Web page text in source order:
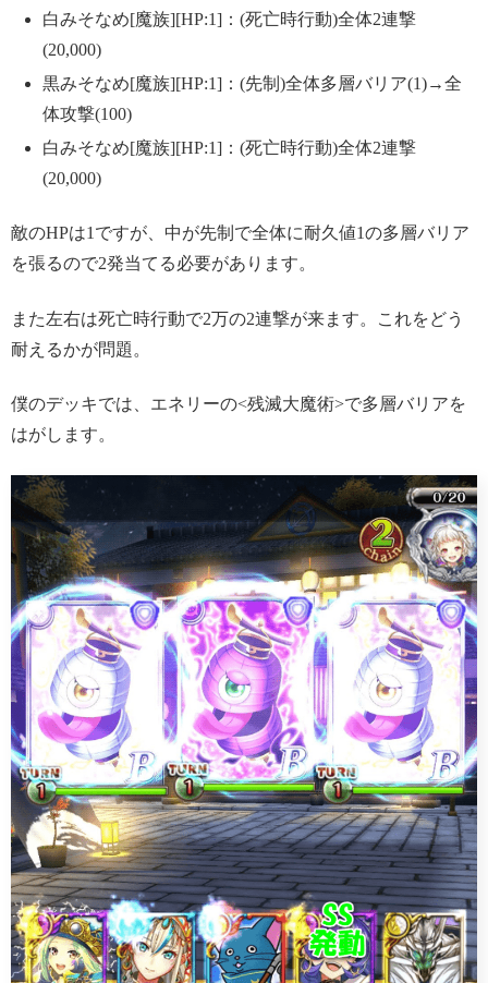
白みそなめ[魔族][HP:1]：(死亡時行動)全体2連撃
(20,000)
黒みそなめ[魔族][HP:1]：(先制)全体多層バリア(1)→全
体攻撃(100)
白みそなめ[魔族][HP:1]：(死亡時行動)全体2連撃
(20,000)
敵のHPは1ですが、中が先制で全体に耐久値1の多層バリア
を張るので2発当てる必要があります。
また左右は死亡時行動で2万の2連撃が来ます。これをどう
耐えるかが問題。
僕のデッキでは、エネリーの<残滅大魔術>で多層バリアを
はがします。